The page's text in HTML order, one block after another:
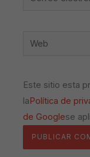
Web
Este sitio esta
laPolítica de
de Googlese